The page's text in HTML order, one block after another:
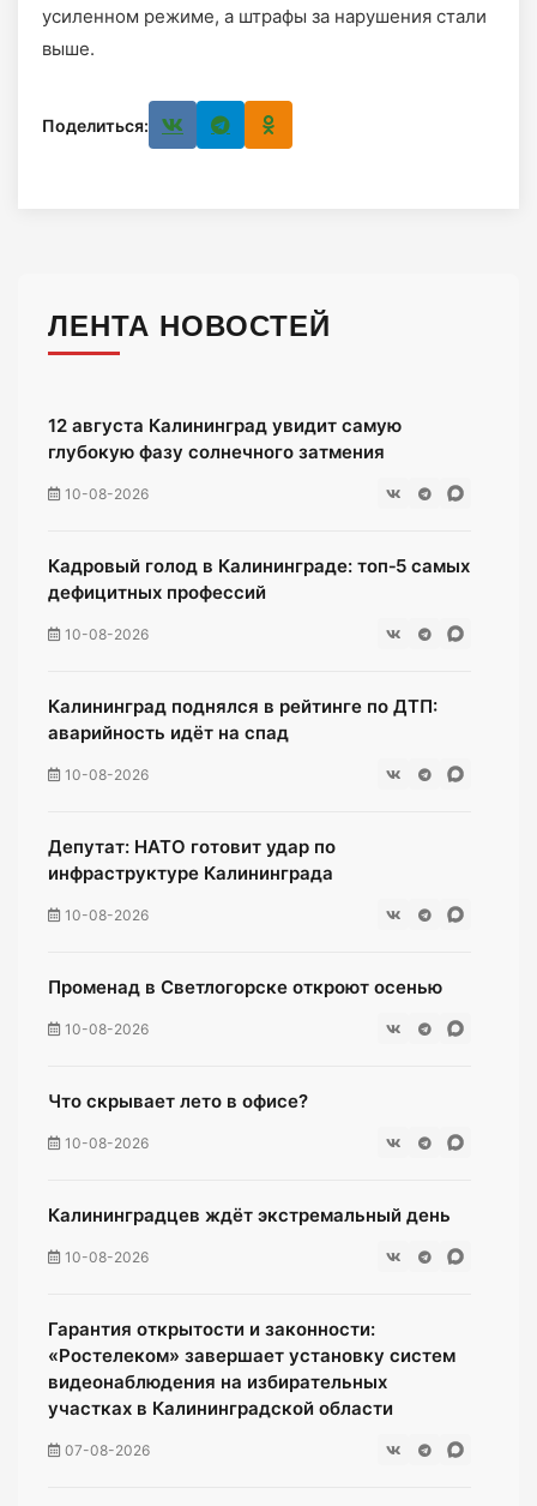
усиленном режиме, а штрафы за нарушения стали
выше.
Поделиться:
ЛЕНТА НОВОСТЕЙ
12 августа Калининград увидит самую
глубокую фазу солнечного затмения
10-08-2026
Кадровый голод в Калининграде: топ‑5 самых
дефицитных профессий
10-08-2026
Калининград поднялся в рейтинге по ДТП:
аварийность идёт на спад
10-08-2026
Депутат: НАТО готовит удар по
инфраструктуре Калининграда
10-08-2026
Променад в Светлогорске откроют осенью
10-08-2026
Что скрывает лето в офисе?
10-08-2026
Калининградцев ждёт экстремальный день
10-08-2026
Гарантия открытости и законности:
«Ростелеком» завершает установку систем
видеонаблюдения на избирательных
участках в Калининградской области
07-08-2026